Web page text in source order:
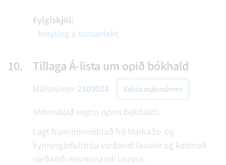
Fylgiskjöl:
breyting á samantekt
10. Tillaga Á-lista um opið bókhald
Málsnúmer 2309024 Vakta málsnúmer
Minnisblað vegna opins bókhalds.
Lagt fram minnisblað frá Markaðs- og
kynningarfulltrúa varðandi lausnir og kostnað
varðandi mismunandi lausnir.